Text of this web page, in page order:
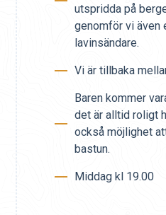
utspridda på
genomför vi även
lavinsändare.
Vi är tillbaka
Baren kommer
det är alltid roligt
också möjlighet
bastun.
Middag kl 19.00